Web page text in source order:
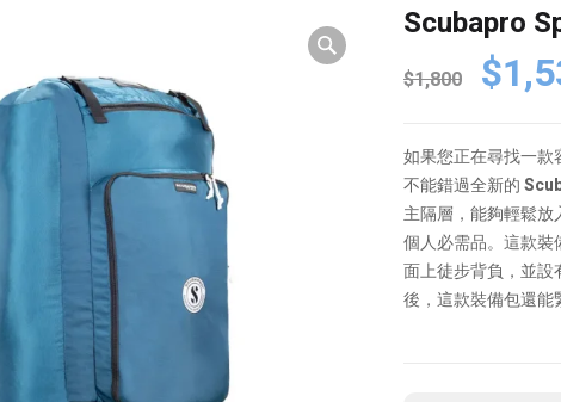
Scubapro
$1,800
price
was:
$
如果您正在尋找一
不能錯過全新的
主隔層，能夠輕鬆
個人必需品。這款
面上徒步背負，並
後，這款裝備包還能